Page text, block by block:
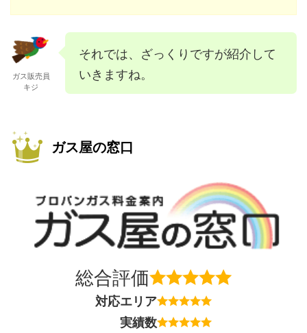
ガス販売員
キジ
それでは、ざっくりですが紹介して
いきますね。
ガス屋の窓口
総合評価
対応エリア
実績数